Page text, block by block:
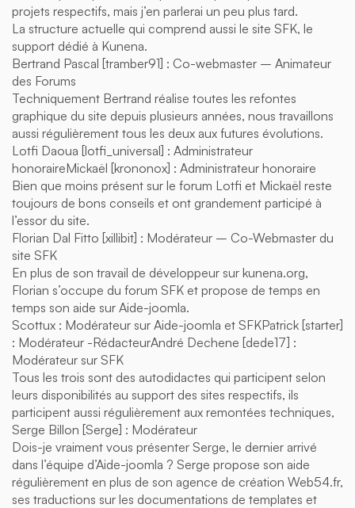
projets respectifs, mais j’en parlerai un peu plus tard.
La structure actuelle qui comprend aussi le site SFK, le
support dédié à Kunena.
Bertrand Pascal [tramber91] : Co-webmaster – Animateur
des Forums
Techniquement Bertrand réalise toutes les refontes
graphique du site depuis plusieurs années, nous travaillons
aussi régulièrement tous les deux aux futures évolutions.
Lotfi Daoua [lotfi_universal] : Administrateur
honoraireMickaël [krononox] : Administrateur honoraire
Bien que moins présent sur le forum Lotfi et Mickaël reste
toujours de bons conseils et ont grandement participé à
l’essor du site.
Florian Dal Fitto [xillibit] : Modérateur – Co-Webmaster du
site SFK
En plus de son travail de développeur sur kunena.org,
Florian s’occupe du forum SFK et propose de temps en
temps son aide sur Aide-joomla.
Scottux : Modérateur sur Aide-joomla et SFKPatrick [starter]
: Modérateur -RédacteurAndré Dechene [dede17] :
Modérateur sur SFK
Tous les trois sont des autodidactes qui participent selon
leurs disponibilités au support des sites respectifs, ils
participent aussi régulièrement aux remontées techniques,
Serge Billon [Serge] : Modérateur
Dois-je vraiment vous présenter Serge, le dernier arrivé
dans l’équipe d’Aide-joomla ? Serge propose son aide
régulièrement en plus de son agence de création Web54.fr,
ses traductions sur les documentations de templates et